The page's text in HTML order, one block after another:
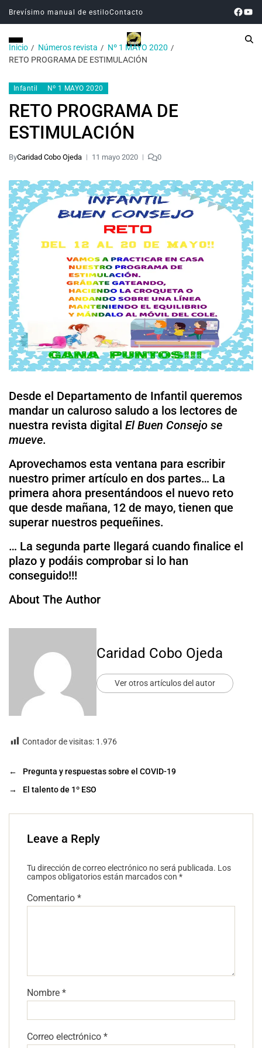
Brevísimo manual de estiloContacto
Inicio Números revista
Nº 1 MAYO 2020
RETO PROGRAMA DE ESTIMULACIÓN
Infantil Nº 1 MAYO 2020
RETO PROGRAMA DE
ESTIMULACIÓN
ByCaridad Cobo Ojeda 11 mayo 2020 0
Desde el Departamento de Infantil queremos
mandar un caluroso saludo a los lectores de
nuestra revista digital El Buen Consejo se
mueve.
Aprovechamos esta ventana para escribir
nuestro primer artículo en dos partes… La
primera ahora presentándoos el nuevo reto
que desde mañana, 12 de mayo, tienen que
superar nuestros pequeñines.
… La segunda parte llegará cuando finalice el
plazo y podáis comprobar si lo han
conseguido!!!
About The Author
Caridad Cobo Ojeda
Ver otros artículos del autor
Contador de visitas: 1.976
←
Pregunta y respuestas sobre el COVID-19
→
El talento de 1º ESO
Leave a Reply
Tu dirección de correo electrónico no será publicada. Los
campos obligatorios están marcados con *
Comentario *
Nombre *
Correo electrónico *